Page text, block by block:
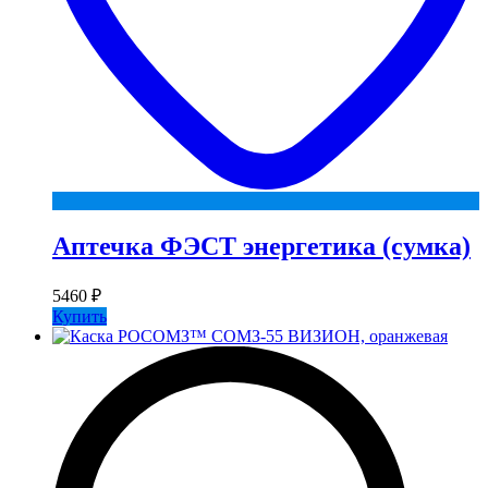
Аптечка ФЭСТ энергетика (сумка)
5460 ₽
Купить